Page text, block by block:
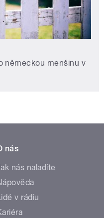
německou menšinu v
nás
nás naladíte
v rádiu